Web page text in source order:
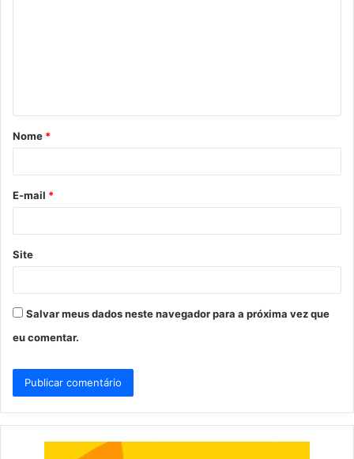
á
r
*
Nome *
E-mail *
Site
Salvar meus dados neste navegador para a próxima vez que
eu comentar.